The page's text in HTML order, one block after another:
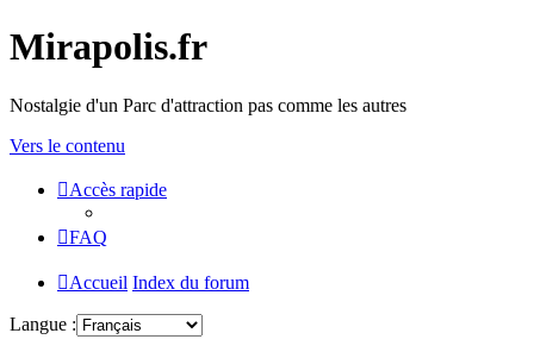
Mirapolis.fr
Nostalgie d'un Parc d'attraction pas comme les autres
Vers le contenu
Accès rapide
FAQ
Accueil Index du forum
Langue :